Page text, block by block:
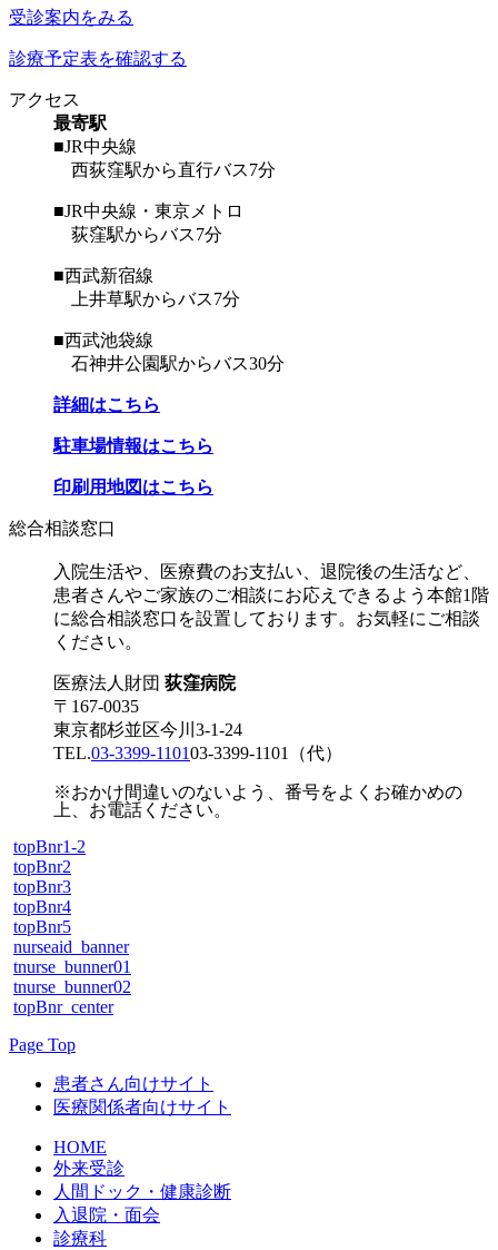
受診案内をみる
診療予定表を確認する
アクセス
最寄駅
■JR中央線
西荻窪駅から直行バス7分
■JR中央線・東京メトロ
荻窪駅からバス7分
■西武新宿線
上井草駅からバス7分
■西武池袋線
石神井公園駅からバス30分
詳細はこちら
駐車場情報はこちら
印刷用地図はこちら
総合相談窓口
入院生活や、医療費のお支払い、退院後の生活など、
患者さんやご家族のご相談にお応えできるよう本館1階
に総合相談窓口を設置しております。お気軽にご相談
ください。
医療法人財団 荻窪病院
〒167-0035
東京都杉並区今川3-1-24
TEL.03-3399-110103-3399-1101 （代）
※おかけ間違いのないよう、番号をよくお確かめの
上、お電話ください。
topBnr1-2
topBnr2
topBnr3
topBnr4
topBnr5
nurseaid_banner
tnurse_bunner01
tnurse_bunner02
topBnr_center
Page Top
患者さん向けサイト
医療関係者向けサイト
HOME
外来受診
人間ドック・健康診断
入退院・面会
診療科